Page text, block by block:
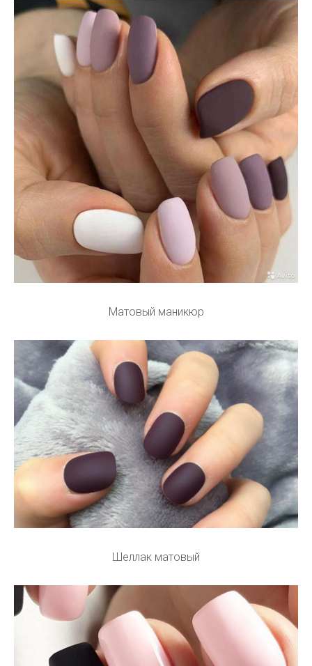
Матовый маникюр
Шеллак матовый